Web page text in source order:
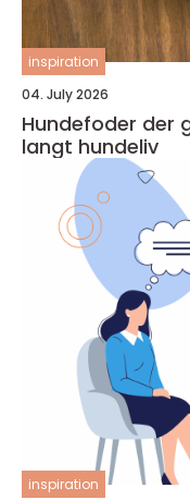
inspiration
04. July 2026
Hundefoder der
langt hundeliv
inspiration